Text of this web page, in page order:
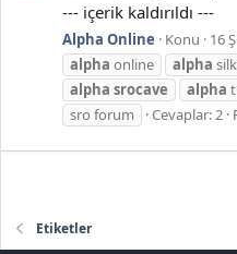
--- içerik kaldırıldı ---
Alpha Online Konu 16
alpha online alpha
alpha srocave alpha
sro forum
Cevaplar: 2
Etiketler